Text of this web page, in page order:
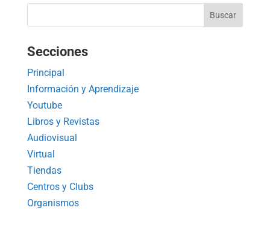
Secciones
Principal
Información y Aprendizaje
Youtube
Libros y Revistas
Audiovisual
Virtual
Tiendas
Centros y Clubs
Organismos